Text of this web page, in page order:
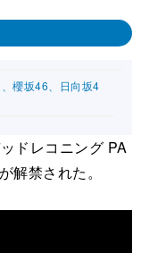
櫻坂46、日向坂4
ドレコニング PA
解禁された。